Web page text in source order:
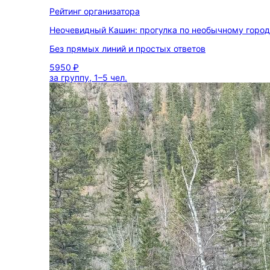
Рейтинг организатора
Неочевидный Кашин: прогулка по необычному
Без прямых линий и простых ответов
5950 ₽
за группу, 1–5 чел.